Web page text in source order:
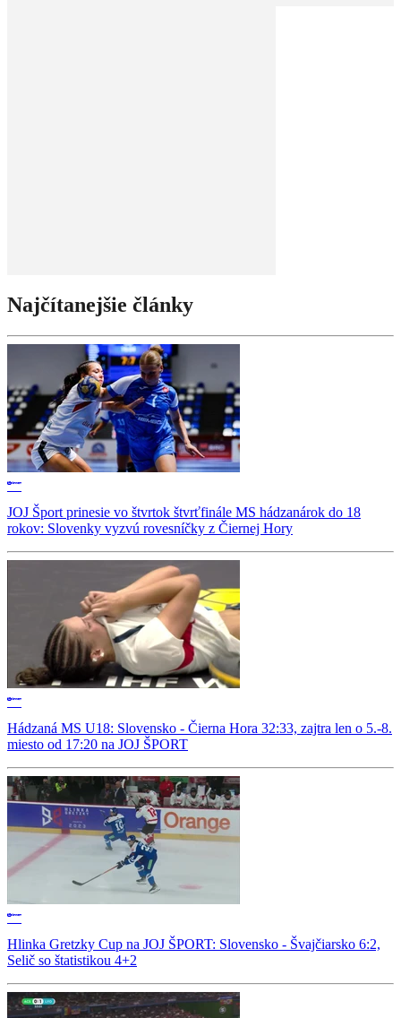
Najčítanejšie články
JOJ Šport prinesie vo štvrtok štvrťfinále MS hádzanárok do 18
rokov: Slovenky vyzvú rovesníčky z Čiernej Hory
Hádzaná MS U18: Slovensko - Čierna Hora 32:33, zajtra len o 5.-8.
miesto od 17:20 na JOJ ŠPORT
Hlinka Gretzky Cup na JOJ ŠPORT: Slovensko - Švajčiarsko 6:2,
Selič so štatistikou 4+2